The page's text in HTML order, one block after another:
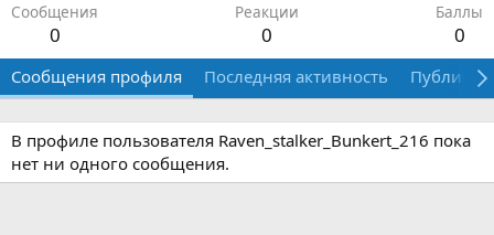
Сообщения
0
Реакции
0
Баллы
0
Сообщения профиля Последняя активность
В профиле пользователя Raven_stalker_Bunkert_216 пока
нет ни одного сообщения.